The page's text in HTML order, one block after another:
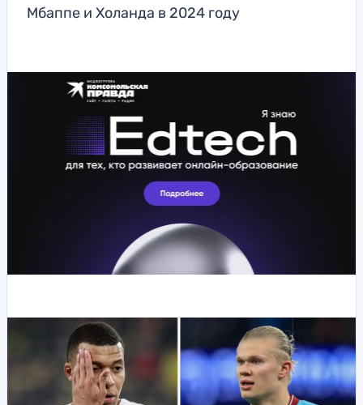
Мбаппе и Холанда в 2024 году